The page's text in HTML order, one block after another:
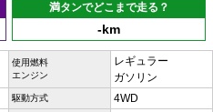
満タンでどこまで走る？
-km
使用燃料
エンジン
レギュラー
ガソリン
駆動方式 4WD